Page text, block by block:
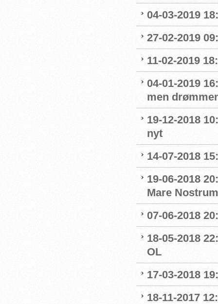
04-03-2019
27-02-2019
11-02-2019
04-01-2019
men
19-12-2018
nyt
14-07-2018
19-06-2018
Mare Nostrum
07-06-2018
18-05-2018
OL
17-03-2018
18-11-2017